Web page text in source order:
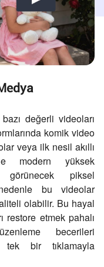
değerli videoları
komik video
veya ilk nesil akıllı
modern yüksek
piksel
bu videolar
olabilir. Bu hayal
restore etmek pahalı
becerileri
bir tıklamayla